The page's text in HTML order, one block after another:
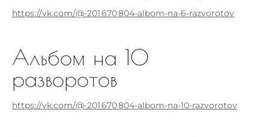
https://vk.com/@-201 670 804-albom-na-6-razvorotov
Альбом на 10
разворотов
https://vk.com/@-201 670 804-albom-na-10-razvorotov